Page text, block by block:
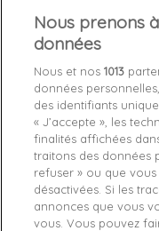
Derniers articles en stock
Livraison gratuite *
Retours sous 100
Produit certifié
Nous prenons
données
Nous et nos1013
données
des identifiants
« J’accepte », les
finalités affichées
traitons des données
refuser » ou que
désactivées. Si les
annonces que vous
vous. Vous pouvez